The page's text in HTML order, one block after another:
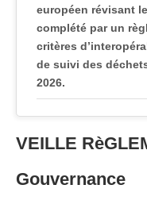
européen révisant
complété par un
critères
de suivi des
2026.
Le
les leviers
à l’horizon 2030.
VEILLE
Gouvernance